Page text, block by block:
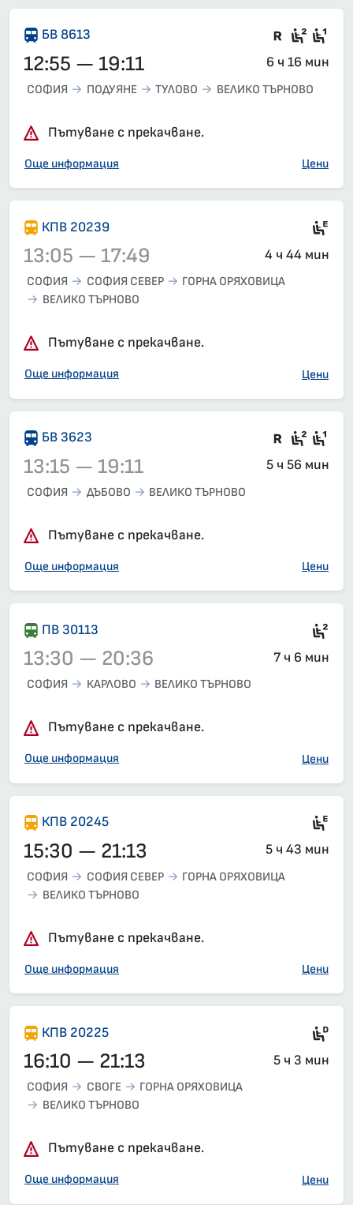
БВ 8613 Влак
12:55 — 19:11 6 ч 16 мин
СОФИЯ ПОДУЯНЕ ТУЛОВО ВЕЛИКО ТЪРНОВО
Пътуване с прекачване.
Още информация Цени
Влак 20239, 13:05 – 17:49, вече е заминал
КПВ 20239
13:05 — 17:49 4 ч 44 мин
СОФИЯ СОФИЯ СЕВЕР
ГОРНА ОРЯХОВИЦА
ВЕЛИКО ТЪРНОВО
Пътуване с прекачване.
Още информация Цени
БВ 3623 Влак
13:15 — 19:11 5 ч 56 мин
СОФИЯ ДЪБОВО ВЕЛИКО ТЪРНОВО
Пътуване с прекачване.
Още информация Цени
ПВ 30113
13:30 — 20:36 7 ч 6 мин
СОФИЯ КАРЛОВО ВЕЛИКО ТЪРНОВО
Пътуване с прекачване.
Още информация Цени
КПВ 20245
15:30 — 21:13 5 ч 43 мин
СОФИЯ СОФИЯ СЕВЕР
ГОРНА ОРЯХОВИЦА
ВЕЛИКО ТЪРНОВО
Пътуване с прекачване.
Още информация Цени
КПВ 20225
16:10 — 21:13 5 ч 3 мин
СОФИЯ СВОГЕ
ГОРНА ОРЯХОВИЦА
ВЕЛИКО ТЪРНОВО
Пътуване с прекачване.
Още информация Цени